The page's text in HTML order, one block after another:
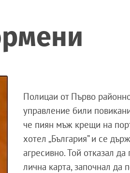
Полицаи от Първо
управление били
че пиян мъж крещи на
хотел „България” и се
агресивно. Той отказал да
лична карта, започнал да